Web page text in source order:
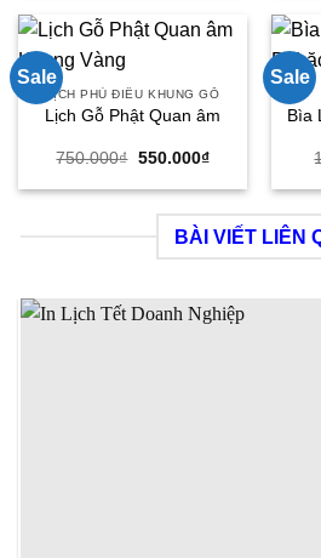
23.000₫.
Sale
LỊCH PHÙ ĐIÊU KHUNG GỖ
Lịch Gỗ Phật Quan âm
750.000₫ Giá
là:
550.000₫Giá
tại
550.000₫.
Sale
Bìa
BÀI VIẾT LIÊN